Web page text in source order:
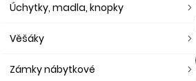
Úchytky, madla, knopky
Věšáky
Zámky nábytkové